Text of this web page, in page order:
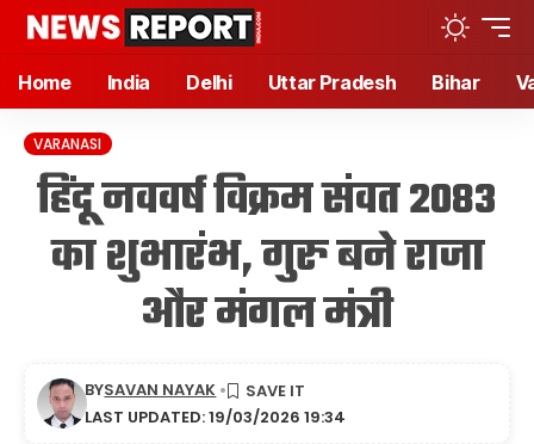
Home India Delhi Uttar Pradesh Bihar
VARANASI
हिंदू नववर्ष विक्रम संवत 2083
का शुभारंभ, गुरु बने राजा
और मंगल मंत्री
LAST UPDATED: 19/03/2026 19:34
BYSAVAN NAYAK